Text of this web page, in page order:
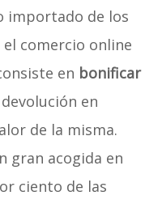
importado de los
comercio online
en bonificar
en
de la misma.
gran acogida en
ciento de las